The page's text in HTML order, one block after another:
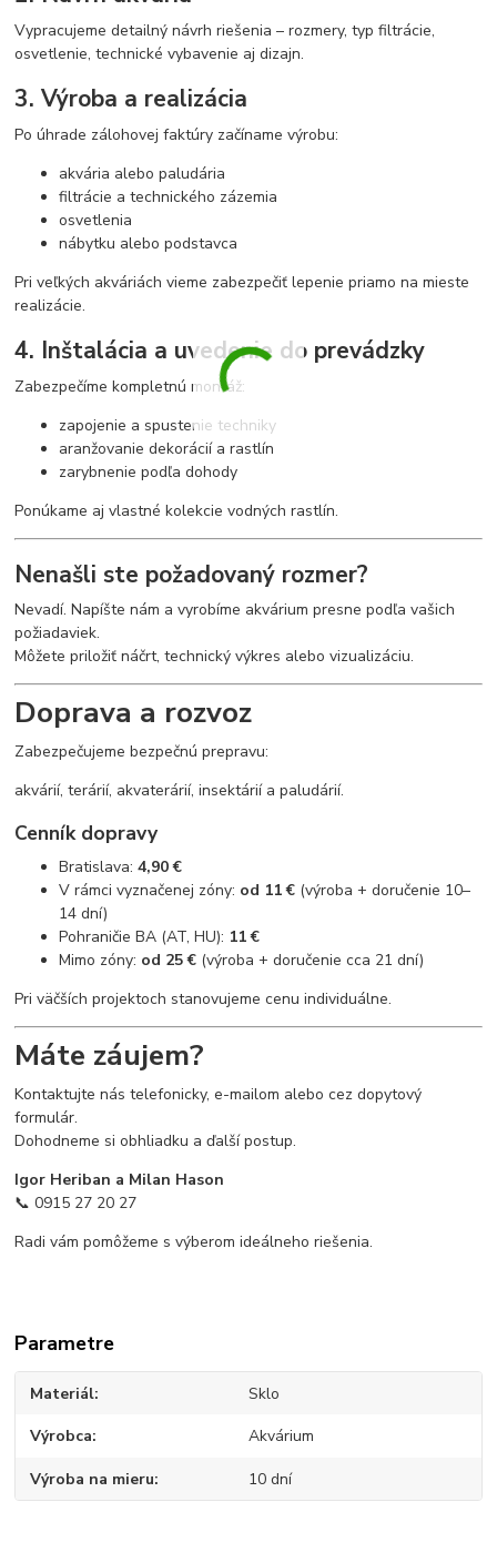
Vypracujeme detailný návrh riešenia – rozmery, typ filtrácie,
osvetlenie, technické vybavenie aj dizajn.
3. Výroba a realizácia
Po úhrade zálohovej faktúry začíname výrobu:
akvária alebo paludária
filtrácie a technického zázemia
osvetlenia
nábytku alebo podstavca
Pri veľkých akváriách vieme zabezpečiť lepenie priamo na mieste
realizácie.
4. Inštalácia a uvedenie do prevádzky
Zabezpečíme kompletnú montáž:
zapojenie a spustenie techniky
aranžovanie dekorácií a rastlín
zarybnenie podľa dohody
Ponúkame aj vlastné kolekcie vodných rastlín.
Nenašli ste požadovaný rozmer?
Nevadí. Napíšte nám a vyrobíme akvárium presne podľa vašich
požiadaviek.
Môžete priložiť náčrt, technický výkres alebo vizualizáciu.
Doprava a rozvoz
Zabezpečujeme bezpečnú prepravu:
akvárií, terárií, akvaterárií, insektárií a paludárií.
Cenník dopravy
Bratislava:4,90 €
V rámci vyznačenej zóny: od 11 € (výroba + doručenie 10–
14 dní)
Pohraničie BA (AT, HU): 11 €
Mimo zóny: od 25 € (výroba + doručenie cca 21 dní)
Pri väčších projektoch stanovujeme cenu individuálne.
Máte záujem?
Kontaktujte nás telefonicky, e-mailom alebo cez dopytový
formulár.
Dohodneme si obhliadku a ďalší postup.
Igor Heriban a Milan Hason
📞 0915 27 20 27
Radi vám pomôžeme s výberom ideálneho riešenia.
Parametre
Materiál Sklo
Výrobca Akvárium
Výroba na mieru 10 dní